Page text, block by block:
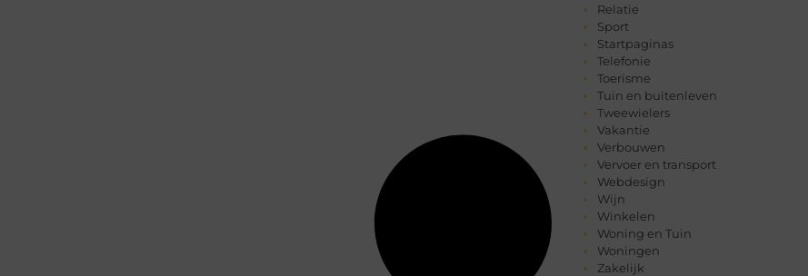
Relatie
Sport
Startpaginas
Telefonie
Toerisme
Tuin en buitenleven
Tweewielers
Vakantie
Verbouwen
Vervoer en transport
Webdesign
Wijn
Winkelen
Woning en Tuin
Woningen
Zakelijk